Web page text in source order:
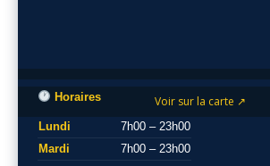
Voir sur la carte ↗
Horaires
Lundi
7h00 – 23h00
Mardi
7h00 – 23h00